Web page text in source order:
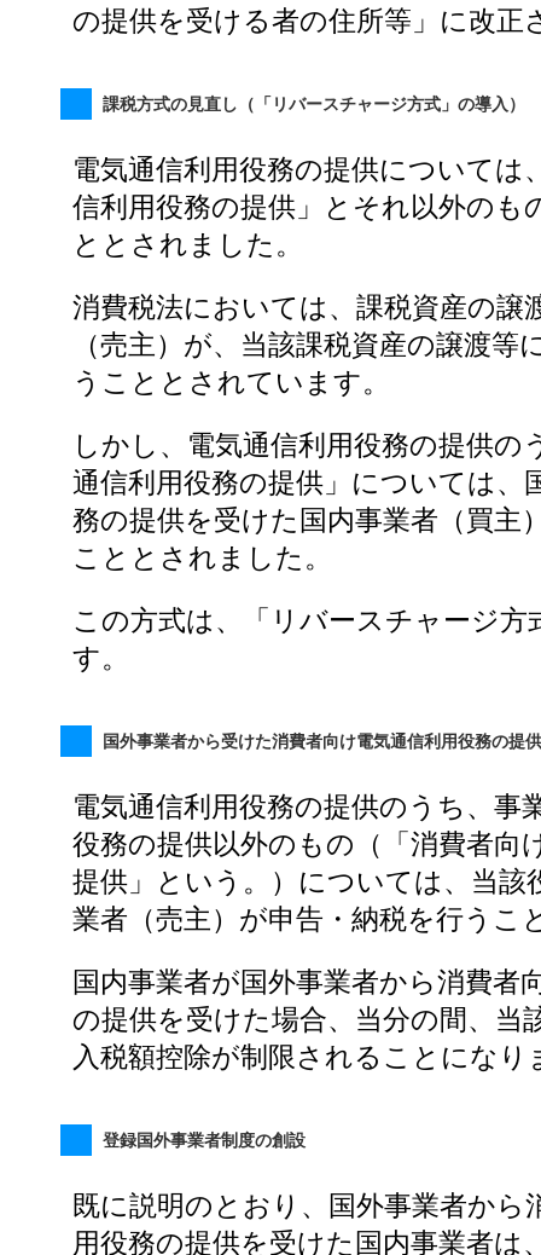
の提供を受ける者の住所等」に改正
課税方式の見直し（「リバースチャージ方式」の導入）
電気通信利用役務の提供については
信利用役務の提供」とそれ以外のも
ととされました。
消費税法においては、課税資産の譲
（売主）が、当該課税資産の譲渡等
うこととされています。
しかし、電気通信利用役務の提供の
通信利用役務の提供」については、
務の提供を受けた国内事業者（買主
こととされました。
この方式は、「リバースチャージ方
す。
国外事業者から受けた消費者向け電気通信利用役務の提
電気通信利用役務の提供のうち、事
役務の提供以外のもの（「消費者向
提供」という。）については、当該
業者（売主）が申告・納税を行うこ
国内事業者が国外事業者から消費者
の提供を受けた場合、当分の間、当
入税額控除が制限されることになり
登録国外事業者制度の創設
既に説明のとおり、国外事業者から
用役務の提供を受けた国内事業者は